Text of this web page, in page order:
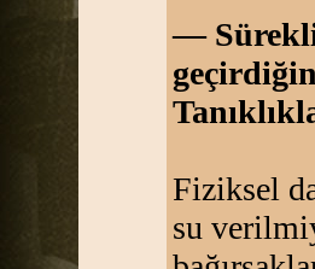
— Sürekli
Fiziksel
su